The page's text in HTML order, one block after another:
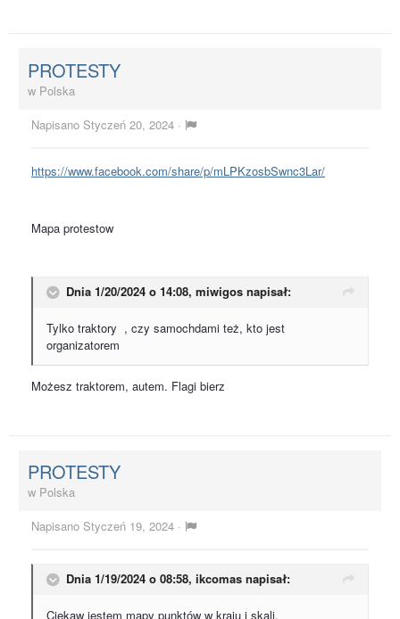
PROTESTY
w Polska
Napisano Styczeń 20, 2024 ·
https://www.facebook.com/share/p/mLPKzosbSwnc3Lar/
Mapa protestow
Dnia 1/20/2024 o 14:08, miwigos napisał:
Tylko traktory , czy samochdami też, kto jest
organizatorem
Możesz traktorem, autem. Flagi bierz
PROTESTY
w Polska
Napisano Styczeń 19, 2024 ·
Dnia 1/19/2024 o 08:58, ikcomas napisał:
Ciekaw jestem mapy punktów w kraju i skali.